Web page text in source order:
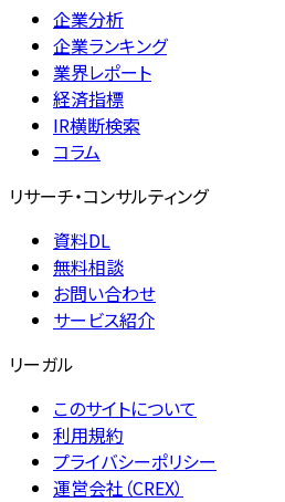
企業分析
企業ランキング
業界レポート
経済指標
IR横断検索
コラム
リサーチ・コンサルティング
資料DL
無料相談
お問い合わせ
サービス紹介
リーガル
このサイトについて
利用規約
プライバシーポリシー
運営会社（CREX）